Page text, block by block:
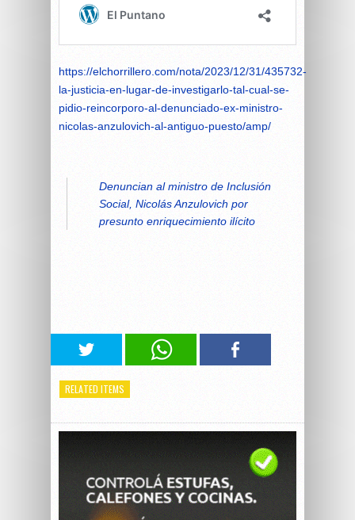
https://elchorrillero.com/nota/2023/12/31/435732-
la-justicia-en-lugar-de-investigarlo-tal-cual-se-
pidio-reincorporo-al-denunciado-ex-ministro-
nicolas-anzulovich-al-antiguo-puesto/amp/
Denuncian al ministro de Inclusión
Social, Nicolás Anzulovich por
presunto enriquecimiento ilícito
RELATED ITEMS